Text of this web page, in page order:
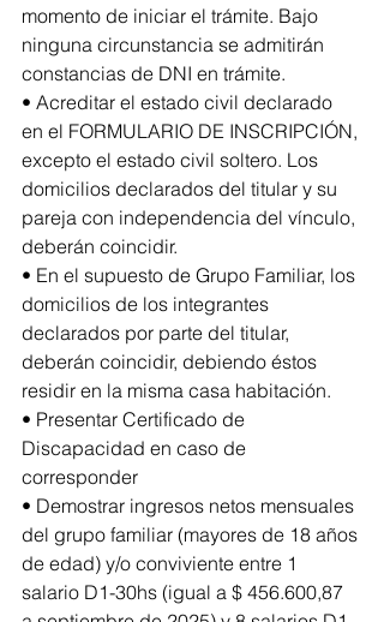
momento de iniciar el trámite. Bajo
ninguna circunstancia se admitirán
constancias de DNI en trámite.
• Acreditar el estado civil declarado
en el FORMULARIO DE INSCRIPCIÓN,
excepto el estado civil soltero. Los
domicilios declarados del titular y su
pareja con independencia del vínculo,
deberán coincidir.
• En el supuesto de Grupo Familiar, los
domicilios de los integrantes
declarados por parte del titular,
deberán coincidir, debiendo éstos
residir en la misma casa habitación.
• Presentar Certificado de
Discapacidad en caso de
corresponder
• Demostrar ingresos netos mensuales
del grupo familiar (mayores de 18 años
de edad) y/o conviviente entre 1
salario D1-30hs (igual a $ 456.600,87